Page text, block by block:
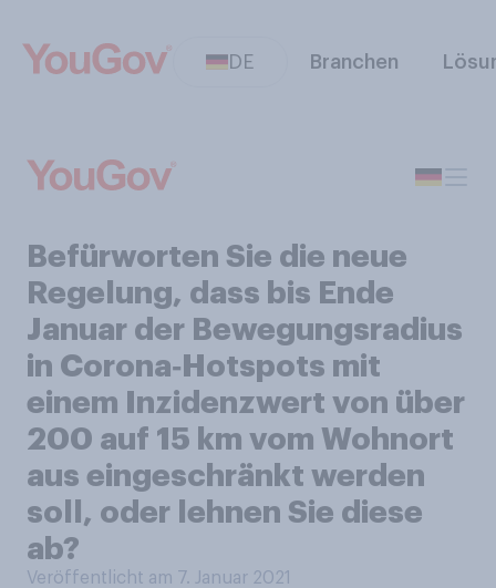
DE Branchen
Befürworten Sie die neue
Regelung, dass bis Ende
Januar der Bewegungsradius
in Corona‑Hotspots mit
einem Inzidenzwert von über
200 auf 15 km vom Wohnort
aus eingeschränkt werden
soll, oder lehnen Sie diese
ab?
Veröffentlicht am 7. Januar 2021